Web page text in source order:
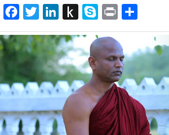
Facebook
Twitter
LinkedIn
Push
to
Kindle
Skype
PrintShare